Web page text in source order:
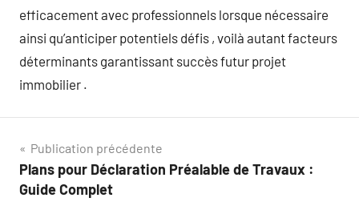
efficacement avec professionnels lorsque nécessaire
ainsi qu’anticiper potentiels défis , voilà autant facteurs
déterminants garantissant succès futur projet
immobilier .
Navigation
de
Publication précédente
Plans pour Déclaration Préalable de Travaux :
Guide Complet